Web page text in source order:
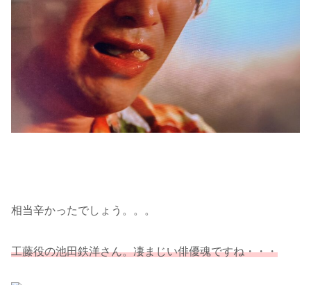
相当辛かったでしょう。。。
工藤役の池田鉄洋さん。凄まじい俳優魂ですね・・・